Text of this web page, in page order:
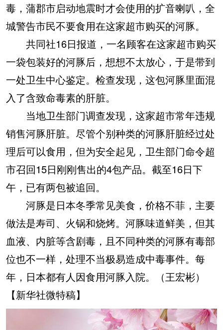
毒，蒲郡市启动地震时才会使用的扩音喇叭，全
城警告市民不要食用在这家超市购买的河豚。
共同社16日报道，一名顾客在这家超市购买
一袋包装好的河豚后，想想不太放心，于是带到
一处卫生中心鉴定。检查发现，这包河豚里面混
入了含致命毒素的肝脏。
当地卫生部门调查发现，这家超市常年违规
销售河豚肝脏。尽管个别种类的河豚肝脏经过处
理后可以食用，但为安全起见，卫生部门命令超
市召回15日刚刚售出的4包产品。截至16日下
午，已有两包被追回。
河豚是日本冬季常见美食，价格不菲，主要
做法是寿司、火锅和烧烤。河豚味道鲜美，但其
血液、内脏等含剧毒，且不同种类的河豚有毒部
位也不一样，处理不当极易造成中毒事件。每
年，日本都有人因食用河豚入院。（王宏彬）
【新华社微特稿】